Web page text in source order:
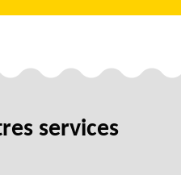
services